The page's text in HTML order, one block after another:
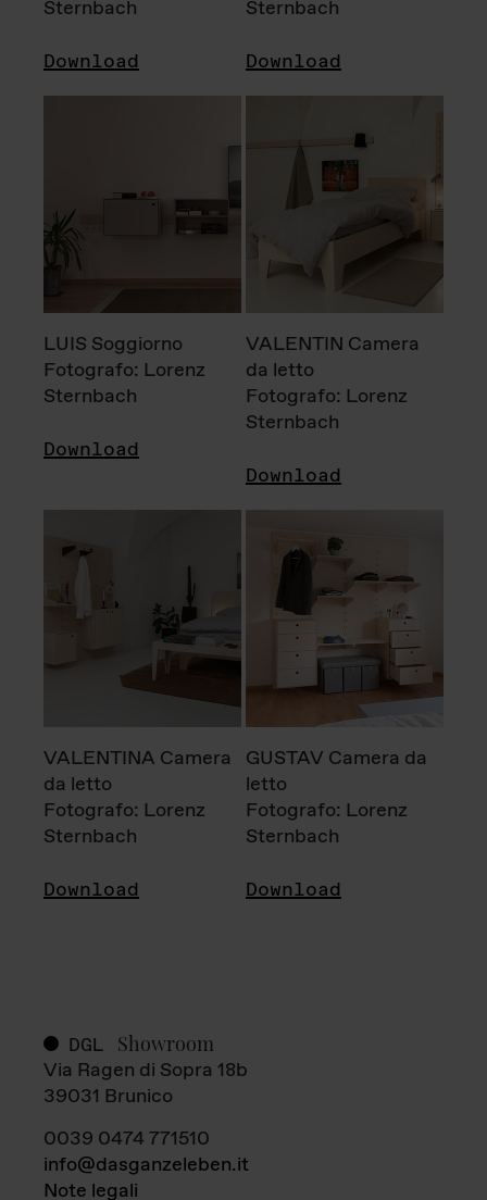
Sternbach
Download
Sternbach
Download
LUIS Soggiorno
Fotografo: Lorenz
Sternbach
Download
VALENTIN Camera
da letto
Fotografo: Lorenz
Sternbach
Download
VALENTINA Camera
da letto
Fotografo: Lorenz
Sternbach
Download
GUSTAV Camera da
letto
Fotografo: Lorenz
Sternbach
Download
DGL Showroom
Via Ragen di Sopra 18b
39031 Brunico
0039 0474 771510
info@dasganzeleben.it
Note legali